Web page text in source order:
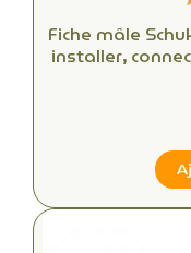
Fiche mâle
installer,